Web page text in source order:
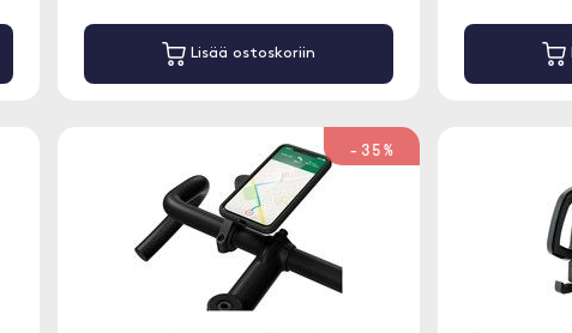
Lisää ostoskoriin
-35%